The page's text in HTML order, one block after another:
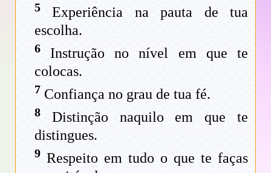
5 Experiência na pauta de tua
escolha.
6 Instrução no nível em que te
colocas.
7 Confiança no grau de tua fé.
8 Distinção naquilo em que te
distingues.
9 Respeito em tudo o que te faças